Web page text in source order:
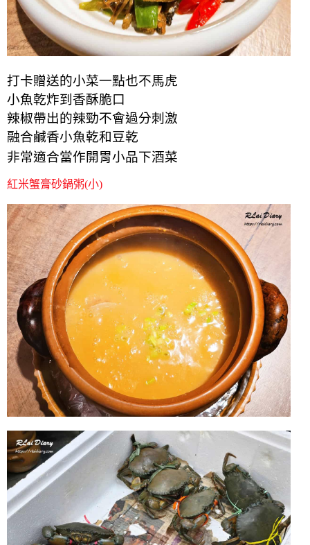
打卡贈送的小菜一點也不馬虎
小魚乾炸到香酥脆口
辣椒帶出的辣勁不會過分刺激
融合鹹香小魚乾和豆乾
非常適合當作開胃小品下酒菜
紅米蟹膏砂鍋粥(小)